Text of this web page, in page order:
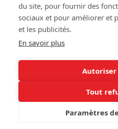
confidentialité
du site, pour fournir des
sociaux et pour améliorer et
et les publicités.
En savoir plus
Tout
Paramètres